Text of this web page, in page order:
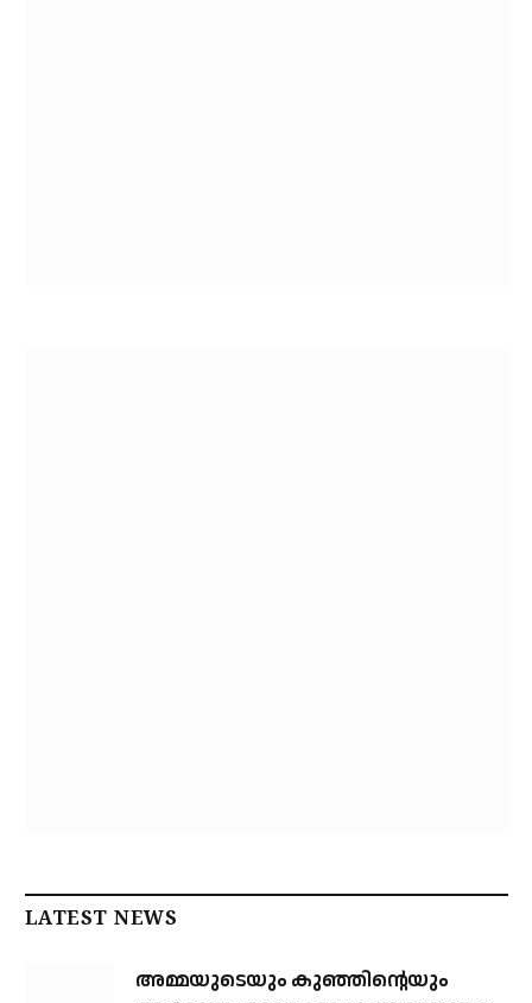
LATEST NEWS
അമ്മയുടെയും കുഞ്ഞിന്റെയും